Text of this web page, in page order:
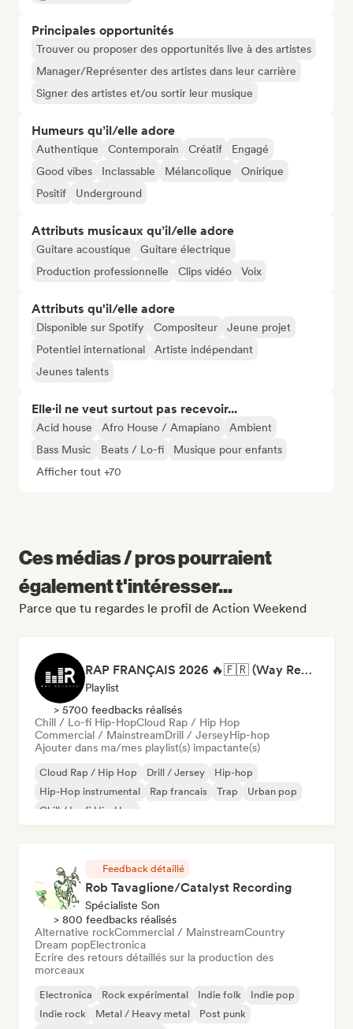
Principales opportunités
Trouver ou proposer des opportunités live à des artistes
Manager/Représenter des artistes dans leur carrière
Signer des artistes et/ou sortir leur musique
Humeurs qu’il/elle adore
Authentique Contemporain Créatif
Engagé
Good vibes
Inclassable Mélancolique
Onirique
Positif
Underground
Attributs musicaux qu’il/elle adore
Guitare acoustique
Guitare électrique
Production professionnelle
Clips vidéo Voix
Attributs qu'il/elle adore
Disponible sur Spotify Compositeur
Jeune projet
Potentiel international
Artiste indépendant
Jeunes talents
Elle·il ne veut surtout pas recevoir...
Acid house Afro House / Amapiano
Ambient
Bass Music
Beats / Lo-fi
Musique pour enfants
Afficher tout +70
Ces médias / pros pourraient
également t'intéresser...
Parce que tu regardes le profil de Action Weekend
RAP FRANÇAIS 2026 🔥🇫🇷 (Way Records)
Playlist
> 5700 feedbacks réalisés
Chill / Lo-fi Hip-HopCloud Rap / Hip Hop
Commercial / MainstreamDrill / JerseyHip-hop
Ajouter dans ma/mes playlist(s) impactante(s)
Cloud Rap / Hip Hop Drill / Jersey
Hip-hop
Hip-Hop instrumental
Rap francais Trap
Urban pop
Chill / Lo-fi Hip-Hop
Feedback détaillé
Rob Tavaglione/Catalyst Recording
Spécialiste Son
> 800 feedbacks réalisés
Alternative rockCommercial / MainstreamCountry
Dream popElectronica
Ecrire des retours détaillés sur la production des
morceaux
Electronica Rock expérimental Indie folk
Indie pop
Indie rock
Metal / Heavy metal
Post punk